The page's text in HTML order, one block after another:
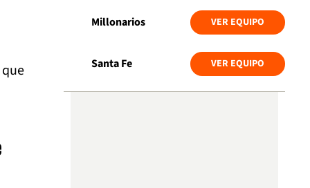
Millonarios VER EQUIPO
Santa Fe VER EQUIPO